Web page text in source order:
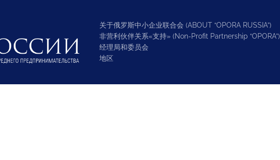
关于俄罗斯中小企业联合会 (ABOUT “OPORA RUSSIA”)
非营利伙伴关系«支持» (Non-Profit Partnership “OPORA”)
经理局和委员会
地区